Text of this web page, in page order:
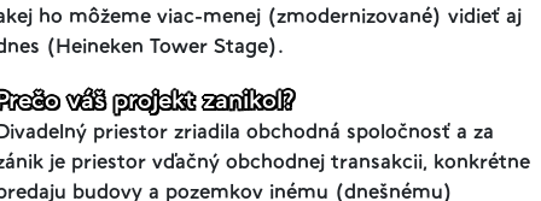
ho môžeme viac-menej (zmodernizované) vidieť aj
(Heineken Tower Stage).
váš projekt zanikol?
priestor zriadila obchodná spoločnosť a za
je priestor vďačný obchodnej transakcii, konkrétne
budovy a pozemkov inému (dnešnému)